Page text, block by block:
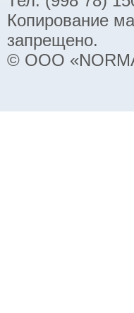
Копирование
запрещено.
© ООО